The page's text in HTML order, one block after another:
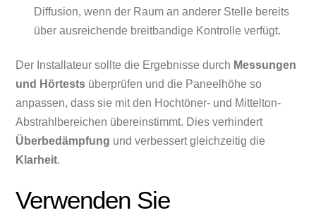
Diffusion, wenn der Raum an anderer Stelle bereits
über ausreichende breitbandige Kontrolle verfügt.
Der Installateur sollte die Ergebnisse durch Messungen
und Hörtests überprüfen und die Paneelhöhe so
anpassen, dass sie mit den Hochtöner- und Mittelton-
Abstrahlbereichen übereinstimmt. Dies verhindert
Überbedämpfung und verbessert gleichzeitig die
Klarheit.
Verwenden Sie